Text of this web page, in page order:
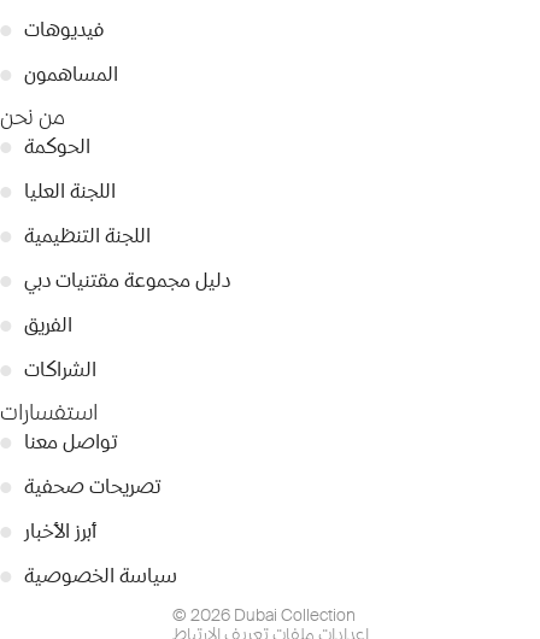
● فيديوهات
● المساهمون
من نحن
● الحوكمة
● اللجنة العليا
● اللجنة التنظيمية
● دليل مجموعة مقتنيات دبي
● الفريق
● الشراكات
استفسارات
● تواصل معنا
● تصريحات صحفية
●
أبرز الأخبار
● سياسة الخصوصية
© 2026 Dubai Collection
إعدادات ملفات تعريف الارتباط